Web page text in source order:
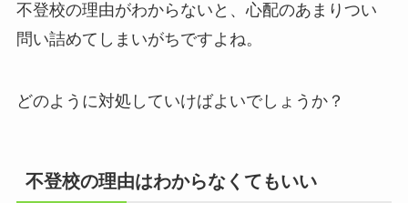
不登校の理由がわからないと、心配のあまりつい
問い詰めてしまいがちですよね。
どのように対処していけばよいでしょうか？
不登校の理由はわからなくてもいい